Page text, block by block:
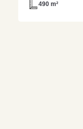
490 m²